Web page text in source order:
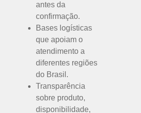
antes da
confirmação.
Bases logísticas
que apoiam o
atendimento a
diferentes regiões
do Brasil.
Transparência
sobre produto,
disponibilidade,